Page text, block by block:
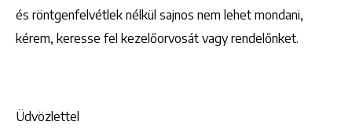
és röntgenfelvétlek nélkül sajnos nem lehet mondani,
kérem, keresse fel kezelőorvosát vagy rendelőnket.
Üdvözlettel